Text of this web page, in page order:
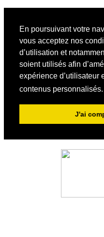
En poursuivant votre
vous acceptez nos
d’utilisation et
soient utilisés afin
expérience d’utilisateur
contenus personnalisés.
J'ai